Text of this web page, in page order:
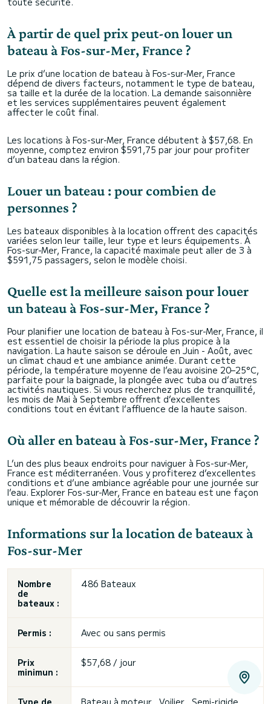
À partir de quel prix peut-on louer un
bateau à Fos-sur-Mer, France ?
Le prix d’une location de bateau à Fos-sur-Mer, France
dépend de divers facteurs, notamment le type de bateau,
sa taille et la durée de la location. La demande saisonnière
et les services supplémentaires peuvent également
affecter le coût final.
Les locations à Fos-sur-Mer, France débutent à $57,68. En
moyenne, comptez environ $591,75 par jour pour profiter
d’un bateau dans la région.
Louer un bateau : pour combien de
personnes ?
Les bateaux disponibles à la location offrent des capacités
variées selon leur taille, leur type et leurs équipements. À
Fos-sur-Mer, France, la capacité maximale peut aller de 3 à
$591,75 passagers, selon le modèle choisi.
Quelle est la meilleure saison pour louer
un bateau à Fos-sur-Mer, France ?
Pour planifier une location de bateau à Fos-sur-Mer, France, il
est essentiel de choisir la période la plus propice à la
navigation. La haute saison se déroule en Juin - Août, avec
un climat chaud et une ambiance animée. Durant cette
période, la température moyenne de l’eau avoisine 20–25°C,
parfaite pour la baignade, la plongée avec tuba ou d’autres
activités nautiques. Si vous recherchez plus de tranquillité,
les mois de Mai à Septembre offrent d’excellentes
conditions tout en évitant l’affluence de la haute saison.
Où aller en bateau à Fos-sur-Mer, France ?
L’un des plus beaux endroits pour naviguer à Fos-sur-Mer,
France est méditerranéen. Vous y profiterez d’excellentes
conditions et d’une ambiance agréable pour une journée sur
l’eau. Explorer Fos-sur-Mer, France en bateau est une façon
unique et mémorable de découvrir la région.
Informations sur la location de bateaux à
Fos-sur-Mer
Nombre
de
bateaux :
486 Bateaux
Permis : Avec ou sans permis
Prix
minimun :
$57,68 / jour